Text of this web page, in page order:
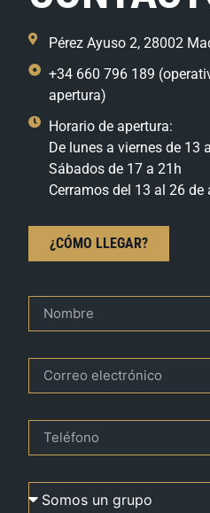
Pérez Ayuso 2, 28002
+34 660 796 189
apertura)
Horario de apertura:
De lunes a viernes de 13
Sábados de 17 a 21h
Cerramos del 13 al 26 de
¿CÓMO LLEGAR?